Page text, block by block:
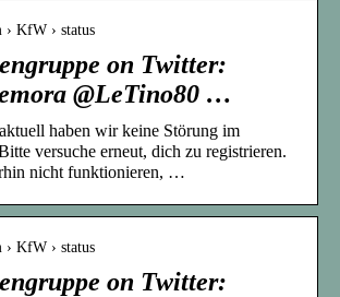
KfW › status
on Twitter:
@LeTino80 …
haben wir keine Störung im
versuche erneut, dich zu registrieren.
nicht funktionieren, …
KfW › status
on Twitter: